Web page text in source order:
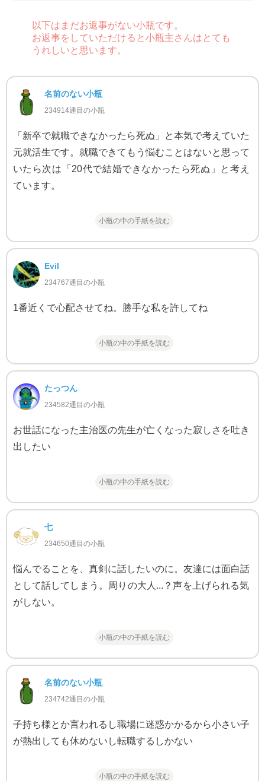
以下はまだお返事がない小瓶です。
お返事をしていただけると小瓶主さんはとても
うれしいと思います。
名前のない小瓶
234914通目の小瓶
「新卒で就職できなかったら死ぬ」と本気で考えていた
元就活生です。就職できてもう悩むことはないと思って
いたら次は「20代で結婚できなかったら死ぬ」と考え
ています。
小瓶の中の手紙を読む
Evil
234767通目の小瓶
1番近くで心配させてね。勝手な私を許してね
小瓶の中の手紙を読む
たっつん
234582通目の小瓶
お世話になった主治医の先生が亡くなった寂しさを吐き
出したい
小瓶の中の手紙を読む
七
234650通目の小瓶
悩んでることを、真剣に話したいのに。友達には面白話
として話してしまう。周りの大人...？声を上げられる気
がしない。
小瓶の中の手紙を読む
名前のない小瓶
234742通目の小瓶
子持ち様とか言われるし職場に迷惑かかるから小さい子
が熱出しても休めないし転職するしかない
小瓶の中の手紙を読む